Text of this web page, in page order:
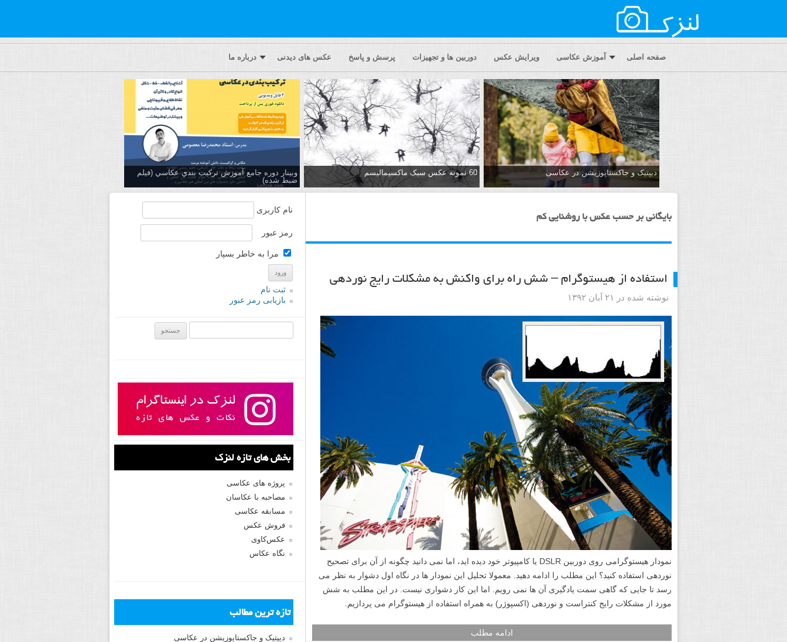
صفحه اصلی آموزش عکاسی ویرایش عکس دوربین ها و تجهیزات پرسش و پاسخ عکس های دیدنی درباره ما
دیپتیک و جاکستا‌پوزیشن در عکاسی 60 نمونه عکس سبک ماکسیمالیسم
وبینار دوره جامع آموزش تركيب بندي عكاسي (فیلم
ضبط شده)
بایگانی بر حسب عکس با روشنایی کم
استفاده از هیستوگرام – شش راه برای واکنش به مشکلات رایج نوردهی
نوشته شده در ۲۱ آبان ۱۳۹۲
نمودار هیستوگرامی روی دوربین DSLR یا کامپیوتر خود دیده اید، اما نمی دانید چگونه از آن برای تصحیح
نوردهی استفاده کنید؟ این مطلب را ادامه دهید. معمولا تحلیل این نمودار ها در نگاه اول دشوار به نظر می
رسد تا جایی که گاهی سمت یادگیری آن ها نمی رویم. اما این کار دشواری نیست. در این مطلب به شش
مورد از مشکلات رایج کنتراست و نوردهی (اکسپوژر) به همراه استفاده از هیستوگرام می پردازیم.
ادامه مطلب
نام کاربری
رمز عبور
مرا به خاطر بسپار
ثبت نام
بازیابی رمز عبور
بخش های تازه لنزک
پروژه های عکاسی
مصاحبه با عکاسان
مسابقه عکاسی
فروش عکس
عکس‌کاوی
نگاه عکاس
تازه ترین مطالب
دیپتیک و جاکستا‌پوزیشن در عکاسی